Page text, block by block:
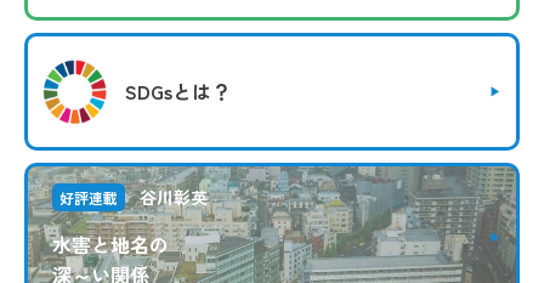
SDGsとは？
好評連載 谷川彰英
水害と地名の
深～い関係